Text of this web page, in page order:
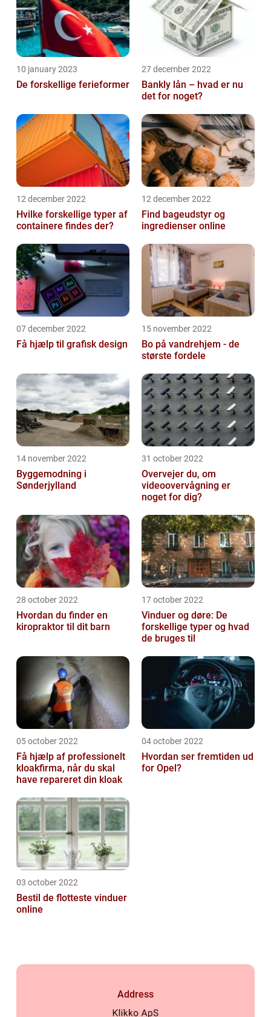
10 january 2023
De forskellige ferieformer
27 december 2022
Bankly lån – hvad er nu
det for noget?
12 december 2022
Hvilke forskellige typer af
containere findes der?
12 december 2022
Find bageudstyr og
ingredienser online
07 december 2022
Få hjælp til grafisk design
15 november 2022
Bo på vandrehjem - de
største fordele
14 november 2022
Byggemodning i
Sønderjylland
31 october 2022
Overvejer du, om
videoovervågning er
noget for dig?
28 october 2022
Hvordan du finder en
kiropraktor til dit barn
17 october 2022
Vinduer og døre: De
forskellige typer og hvad
de bruges til
05 october 2022
Få hjælp af professionelt
kloakfirma, når du skal
have repareret din kloak
04 october 2022
Hvordan ser fremtiden ud
for Opel?
03 october 2022
Bestil de flotteste vinduer
online
Address